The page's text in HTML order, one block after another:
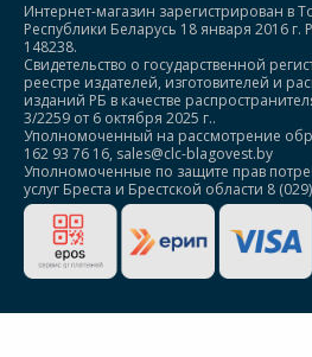
Интернет-магазин зарегистрирован в
Республики Беларусь 18 января 2016
148238.
Свидетельство о государственной
реестре издателей, изготовителей и
изданий РБ в качестве
3/2259 от 6 октября 2025 г..
Уполномоченный на рассмотрение
162 93 76 16, sales@clc-blagovest.by
Уполномоченные по защите прав
услуг Бреста и Брестской области 8